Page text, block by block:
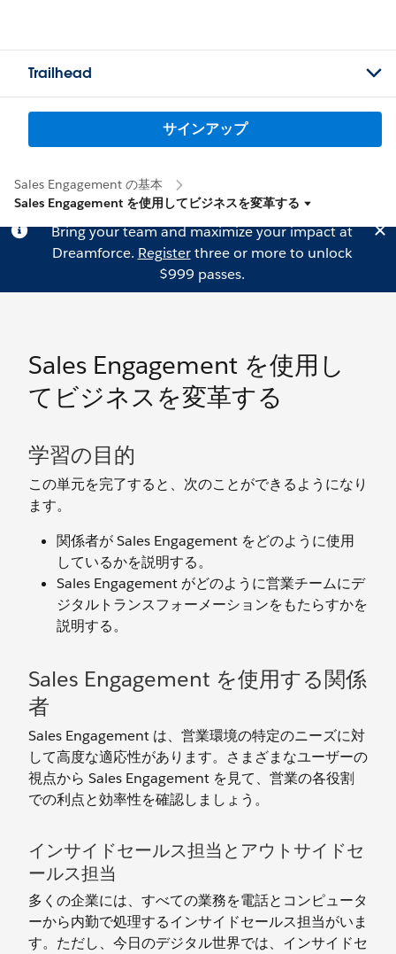
Trailhead
サインアップ
Sales Engagement の基本
Sales Engagement を使用してビジネスを変革する
Bring your team and maximize your impact at
Dreamforce. Registerthree or more to unlock
$999 passes.
Sales Engagement を使用し
てビジネスを変革する
学習の目的
この単元を完了すると、次のことができるようになり
ます。
関係者が Sales Engagement をどのように使用
しているかを説明する。
Sales Engagement がどのように営業チームにデ
ジタルトランスフォーメーションをもたらすかを
説明する。
Sales Engagement を使用する関係
者
Sales Engagement は、営業環境の特定のニーズに対
して高度な適応性があります。さまざまなユーザーの
視点から Sales Engagement を見て、営業の各役割
での利点と効率性を確認しましょう。
インサイドセールス担当とアウトサイドセ
ールス担当
多くの企業には、すべての業務を電話とコンピュータ
ーから内勤で処理するインサイドセールス担当がいま
す。ただし、今日のデジタル世界では、インサイドセ